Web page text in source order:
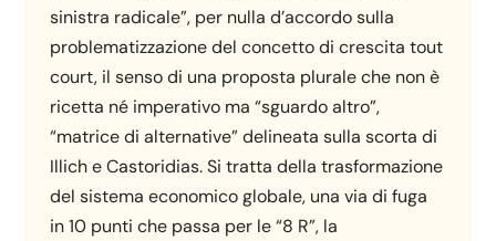
sinistra radicale”, per nulla d’accordo sulla
problematizzazione del concetto di crescita tout
court, il senso di una proposta plurale che non è
ricetta né imperativo ma “sguardo altro”,
“matrice di alternative” delineata sulla scorta di
Illich e Castoridias. Si tratta della trasformazione
del sistema economico globale, una via di fuga
in 10 punti che passa per le “8 R”, la